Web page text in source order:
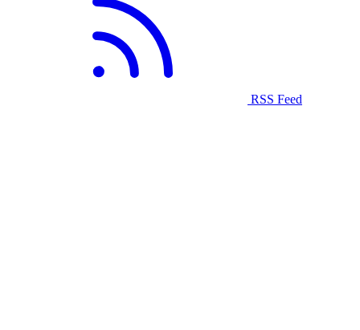
RSS Feed